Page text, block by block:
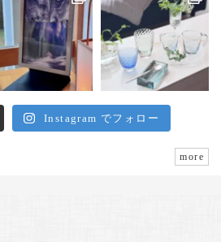
Instagram でフォロー
more